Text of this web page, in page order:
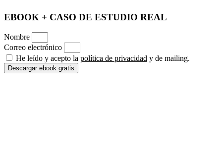
EBOOK + CASO DE ESTUDIO REAL
Nombre
Correo electrónico
He leído y acepto la política de privacidad y de mailing.
Descargar ebook gratis